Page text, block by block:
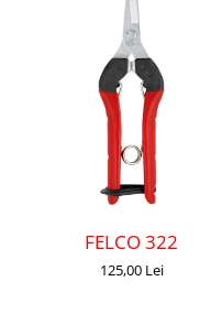
FELCO 322
125,00 Lei